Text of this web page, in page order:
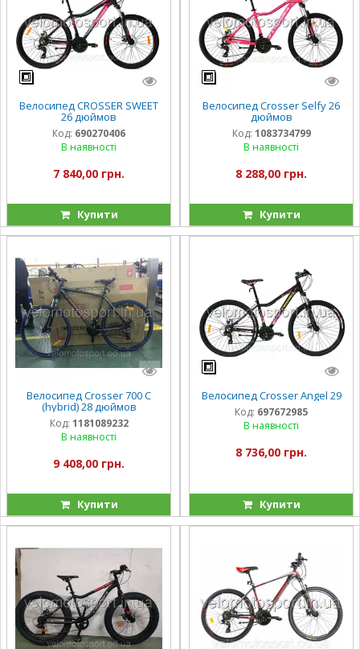
Велосипед CROSSER SWEET
26 дюймов
Код: 690270406
В наявності
7 840,00 грн.
Купити
Велосипед Crosser Selfy 26
дюймов
Код: 1083734799
В наявності
8 288,00 грн.
Купити
Велосипед Crosser 700 C
(hybrid) 28 дюймов
Код: 1181089232
В наявності
9 408,00 грн.
Купити
Велосипед Crosser Angel 29
Код: 697672985
В наявності
8 736,00 грн.
Купити